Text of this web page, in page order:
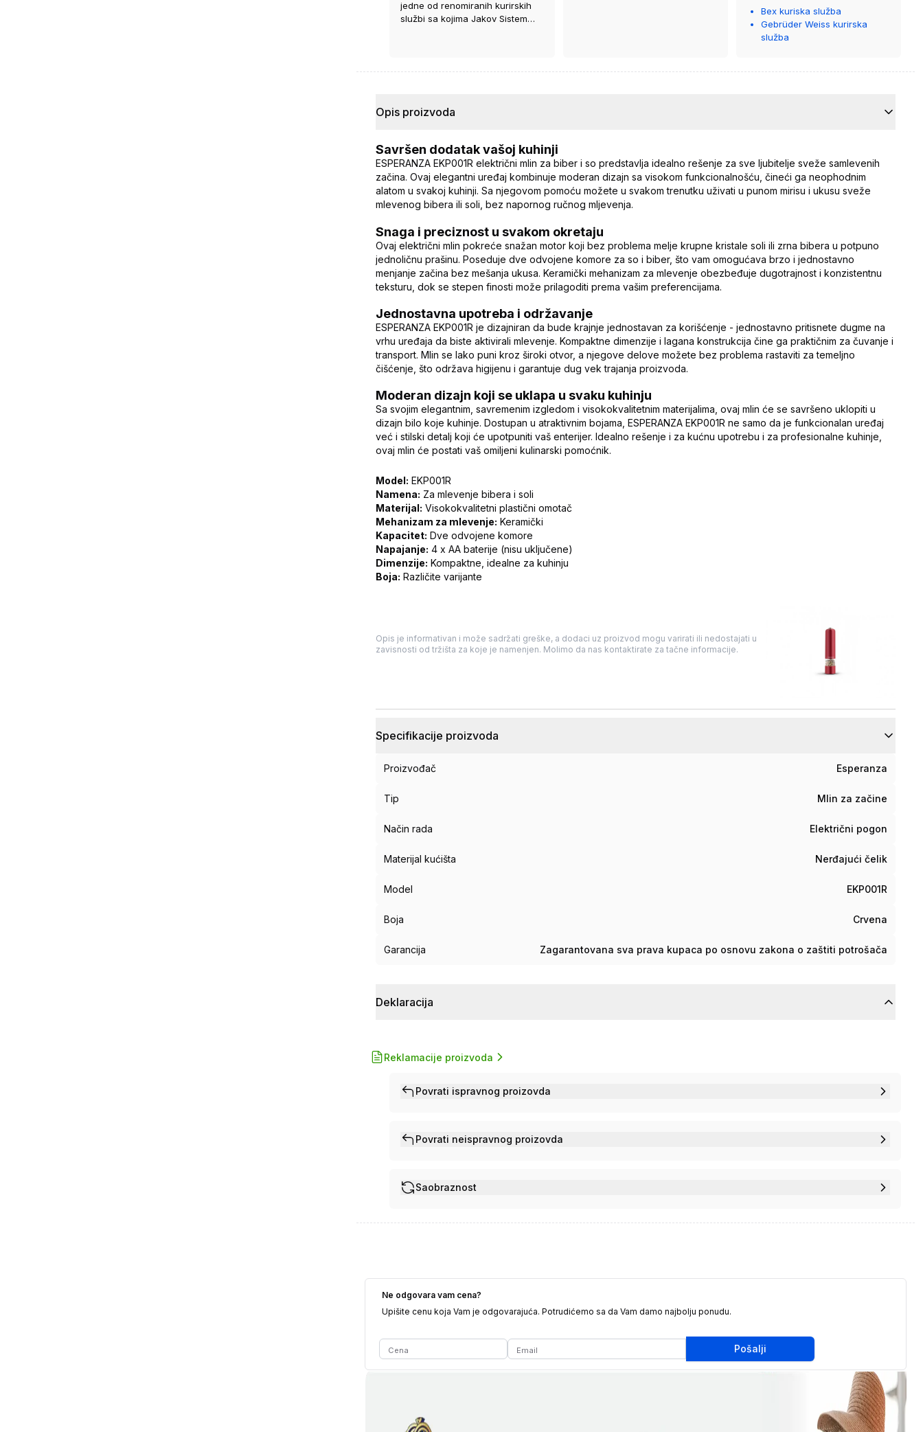
jedne od renomiranih kurirskih
službi sa kojima Jakov Sistem
kurirskoj službi koja će vam je
Bex kuriska služba
Gebrüder Weiss kurirska
služba
Opis proizvoda
Savršen dodatak vašoj kuhinji
ESPERANZA EKP001R električni mlin za biber i so predstavlja idealno rešenje za sve ljubitelje sveže samlevenih
začina. Ovaj elegantni uređaj kombinuje moderan dizajn sa visokom funkcionalnošću, čineći ga neophodnim
alatom u svakoj kuhinji. Sa njegovom pomoću možete u svakom trenutku uživati u punom mirisu i ukusu sveže
mlevenog bibera ili soli, bez napornog ručnog mljevenja.
Snaga i preciznost u svakom okretaju
Ovaj električni mlin pokreće snažan motor koji bez problema melje krupne kristale soli ili zrna bibera u potpuno
jednoličnu prašinu. Poseduje dve odvojene komore za so i biber, što vam omogućava brzo i jednostavno
menjanje začina bez mešanja ukusa. Keramički mehanizam za mlevenje obezbeđuje dugotrajnost i konzistentnu
teksturu, dok se stepen finosti može prilagoditi prema vašim preferencijama.
Jednostavna upotreba i održavanje
ESPERANZA EKP001R je dizajniran da bude krajnje jednostavan za korišćenje - jednostavno pritisnete dugme na
vrhu uređaja da biste aktivirali mlevenje. Kompaktne dimenzije i lagana konstrukcija čine ga praktičnim za čuvanje i
transport. Mlin se lako puni kroz široki otvor, a njegove delove možete bez problema rastaviti za temeljno
čišćenje, što održava higijenu i garantuje dug vek trajanja proizvoda.
Moderan dizajn koji se uklapa u svaku kuhinju
Sa svojim elegantnim, savremenim izgledom i visokokvalitetnim materijalima, ovaj mlin će se savršeno uklopiti u
dizajn bilo koje kuhinje. Dostupan u atraktivnim bojama, ESPERANZA EKP001R ne samo da je funkcionalan uređaj
već i stilski detalj koji će upotpuniti vaš enterijer. Idealno rešenje i za kućnu upotrebu i za profesionalne kuhinje,
ovaj mlin će postati vaš omiljeni kulinarski pomoćnik.
Model: EKP001R
Namena: Za mlevenje bibera i soli
Materijal: Visokokvalitetni plastični omotač
Mehanizam za mlevenje: Keramički
Kapacitet: Dve odvojene komore
Napajanje: 4 x AA baterije (nisu uključene)
Dimenzije: Kompaktne, idealne za kuhinju
Boja: Različite varijante
Opis je informativan i može sadržati greške, a dodaci uz proizvod mogu varirati ili nedostajati u
zavisnosti od tržišta za koje je namenjen. Molimo da nas kontaktirate za tačne informacije.
Specifikacije proizvoda
Proizvođač Esperanza
Tip Mlin za začine
Način rada Električni pogon
Materijal kućišta Nerđajući čelik
Model EKP001R
Boja Crvena
Garancija Zagarantovana sva prava kupaca po osnovu zakona o zaštiti potrošača
Deklaracija
Reklamacije proizvoda
Povrati ispravnog proizovda
Povrati neispravnog proizovda
Saobraznost
Ne odgovara vam cena?
Upišite cenu koja Vam je odgovarajuća. Potrudićemo sa da Vam damo najbolju ponudu.
Pošalji